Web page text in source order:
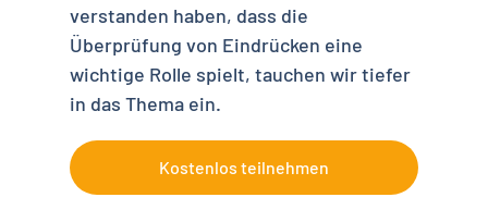
verstanden haben, dass die
Überprüfung von Eindrücken eine
wichtige Rolle spielt, tauchen wir tiefer
in das Thema ein.
Kostenlos teilnehmen